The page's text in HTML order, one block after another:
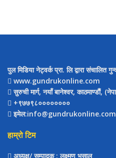
पुल मिडिया नेट्वर्क प्रा. लि द्वारा
www.gundrukonline.com
सुरुची मार्ग, नयाँ बानेश्वर, काठमाण्डौैं,
+९७७९८००००००००
इमेल:info@gundrukonline.com
हाम्रो टिम
अध्यक्ष/ सम्पादक: लक्ष्मण भुसाल